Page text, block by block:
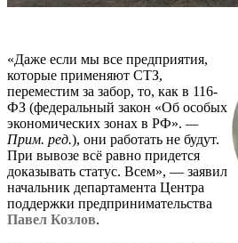
«Даже если мы все предприятия,
которые применяют СТЗ,
переместим за забор, то, как в 116-
ФЗ (федеральный закон «Об особых
экономических зонах в РФ». —
Прим. ред.), они работать не будут.
При вывозе всё равно придется
доказывать статус. Всем», — заявил
начальник департамента Центра
поддержки предпринимательства
Павел Козлов.